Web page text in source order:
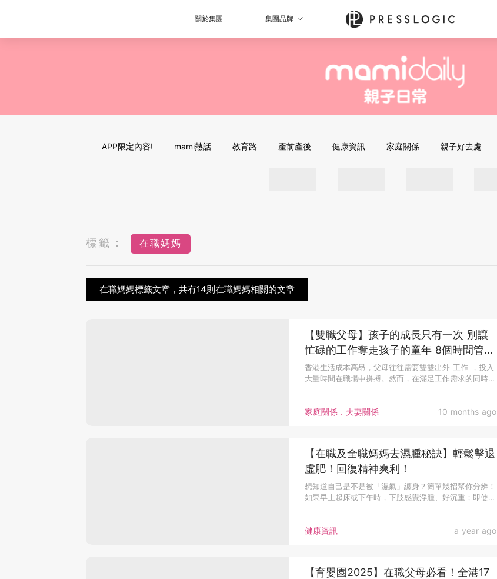
關於集團 集團品牌
APP限定內容! mami熱話 教育路 產前產後 健康資訊 家庭關係 親子好去處
標籤： 在職媽媽
在職媽媽標籤文章，共有14則在職媽媽相關的文章
家庭關係．夫妻關係 10 months ago
【雙職父母】孩子的成長只有一次 別讓
忙碌的工作奪走孩子的童年 8個時間管理
秘訣 助你平衡工作與家庭
香港生活成本高昂，父母往往需要雙雙出外 工作 ，投入
大量時間在職場中拼搏。然而，在滿足工作需求的同時，
健康資訊 a year ago
【在職及全職媽媽去濕腫秘訣】輕鬆擊退
虛肥！回復精神爽利！
想知道自己是不是被「濕氣」纏身？簡單幾招幫你分辨！
如果早上起床或下午時，下肢感覺浮腫、好沉重；即使睡
【育嬰園2025】在職父母必看！全港17